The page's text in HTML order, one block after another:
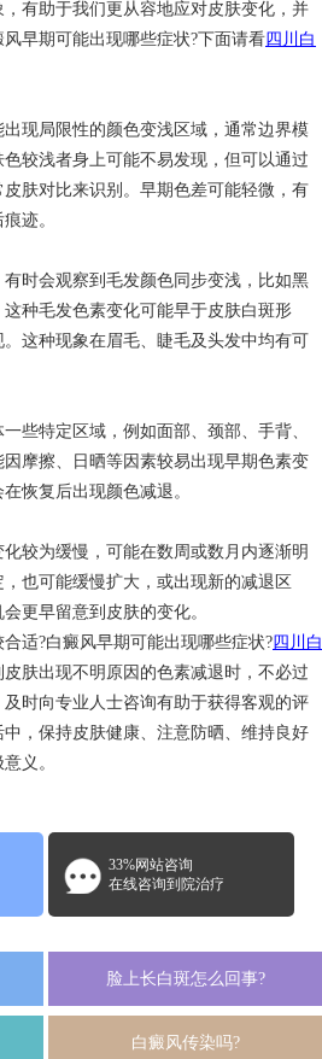
有助于我们更从容地应对皮肤变化，并
早期可能出现哪些症状?下面请看四川白
局限性的颜色变浅区域，通常边界模
较浅者身上可能不易发现，但可以通过
肤对比来识别。早期色差可能轻微，有
迹。
会观察到毛发颜色同步变浅，比如黑
种毛发色素变化可能早于皮肤白斑形
这种现象在眉毛、睫毛及头发中均有可
特定区域，例如面部、颈部、手背、
摩擦、日晒等因素较易出现早期色素变
恢复后出现颜色减退。
为缓慢，可能在数周或数月内逐渐明
也可能缓慢扩大，或出现新的减退区
更早留意到皮肤的变化。
?白癜风早期可能出现哪些症状?四川白
肤出现不明原因的色素减退时，不必过
时向专业人士咨询有助于获得客观的评
，保持皮肤健康、注意防晒、维持良好
义。
33%网站咨询
在线咨询到院治疗
脸上长白斑怎么回事?
白癜风传染吗?